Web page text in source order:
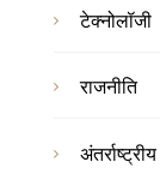
टेक्नोलॉजी
राजनीति
अंतर्राष्ट्रीय